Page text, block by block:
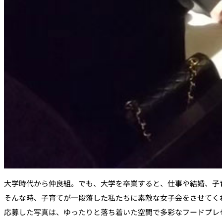
大学時代から仲良組。でも、大学を卒業すると、仕事や結婚、
そんな時、子育てが一段落した私たちに素敵な女子会をさせて
応募した写真は、ゆったりと落ち着いた空間で多彩なフードプ